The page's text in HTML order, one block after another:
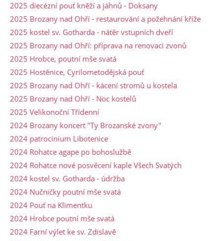
2025 diecézní pouť kněží a jáhnů - Doksany
2025 Brozany nad Ohří - restaurování a požehnání kříže
2025 kostel sv. Gotharda - nátěr vstupních dveří
2025 Brozany nad Ohří: příprava na renovaci zvonů
2025 Hrobce, poutní mše svatá
2025 Hostěnice, Cyrilometodějská pouť
2025 Brozany nad Ohří - kácení stromů u kostela
2025 Brozany nad Ohří - Noc kostelů
2025 Velikonoční Třídenní
2024 Brozany koncert "Ty Brozanské zvony"
2024 patrocinium Libotenice
2024 Rohatce agape po bohoslužbě
2024 Rohatce nové posvěcení kaple Všech Svatých
2024 kostel sv. Gotharda - údržba
2024 Nučničky poutní mše svatá
2024 Pouť na Klimentku
2024 Hrobce poutní mše svatá
2024 Farní výlet ke sv. Zdislavě